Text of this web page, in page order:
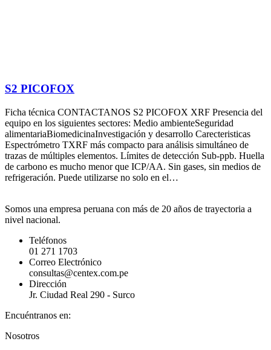
S2 PICOFOX
Ficha técnica CONTACTANOS S2 PICOFOX XRF Presencia del
equipo en los siguientes sectores: Medio ambienteSeguridad
alimentariaBiomedicinaInvestigación y desarrollo Carecteristicas
Espectrómetro TXRF más compacto para análisis simultáneo de
trazas de múltiples elementos. Límites de detección Sub-ppb. Huella
de carbono es mucho menor que ICP/AA. Sin gases, sin medios de
refrigeración. Puede utilizarse no solo en el…
Somos una empresa peruana con más de 20 años de trayectoria a
nivel nacional.
Teléfonos
01 271 1703
Correo Electrónico
consultas@centex.com.pe
Dirección
Jr. Ciudad Real 290 - Surco
Encuéntranos en:
YouTube
Linkedin
Nosotros